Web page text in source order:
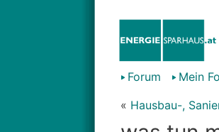
Forum Mein
« Hausbau-,